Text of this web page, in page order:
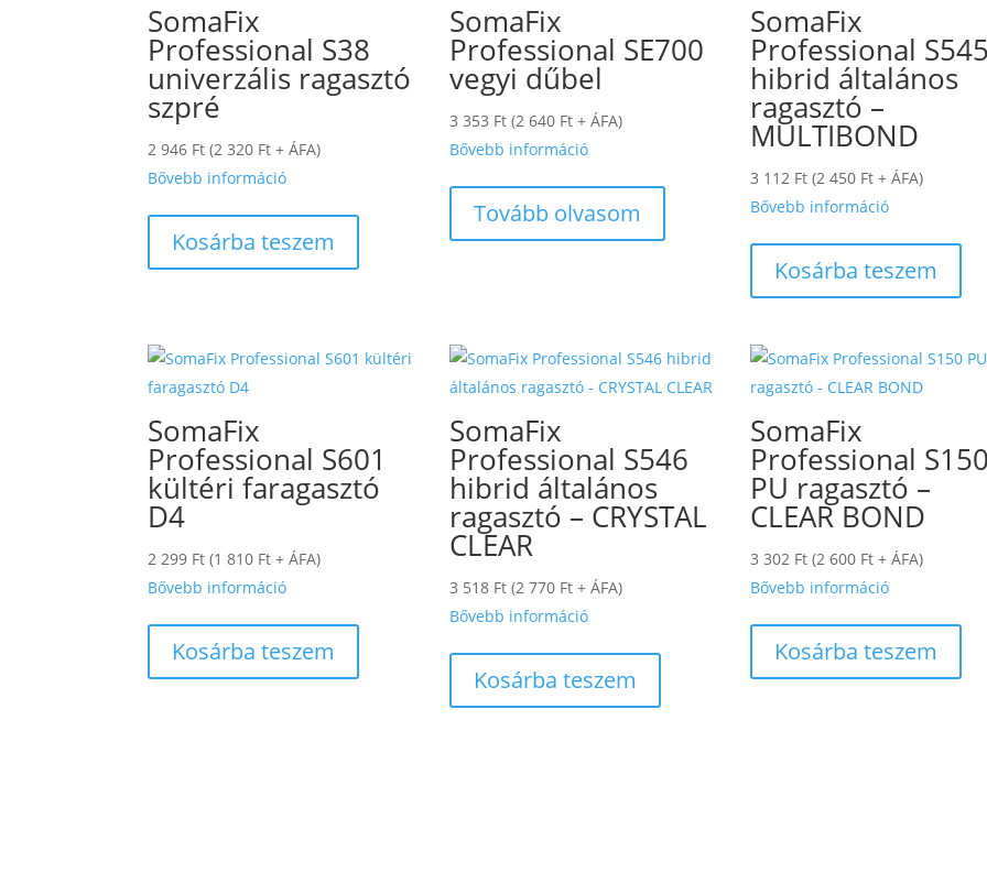
SomaFix
Professional S38
univerzális ragasztó
szpré
2 946 Ft (2 320 Ft + ÁFA)
Bővebb információ
Kosárba teszem
SomaFix
Professional SE700
vegyi dűbel
3 353 Ft (2 640 Ft+ ÁFA)
Bővebb információ
Tovább olvasom
SomaFix
Professional
hibrid általános
ragasztó –
MULTIBOND
3 112 Ft (2 450 Ft + ÁFA)
Bővebb információ
Kosárba teszem
SomaFix
Professional S601
kültéri faragasztó
D4
2 299 Ft (1 810 Ft + ÁFA)
Bővebb információ
Kosárba teszem
SomaFix
Professional S546
hibrid általános
ragasztó – CRYSTAL
CLEAR
3 518 Ft (2 770 Ft+ ÁFA)
Bővebb információ
Kosárba teszem
SomaFix
Professional
PU ragasztó –
CLEAR BOND
3 302 Ft (2 600 Ft + ÁFA)
Bővebb információ
Kosárba teszem